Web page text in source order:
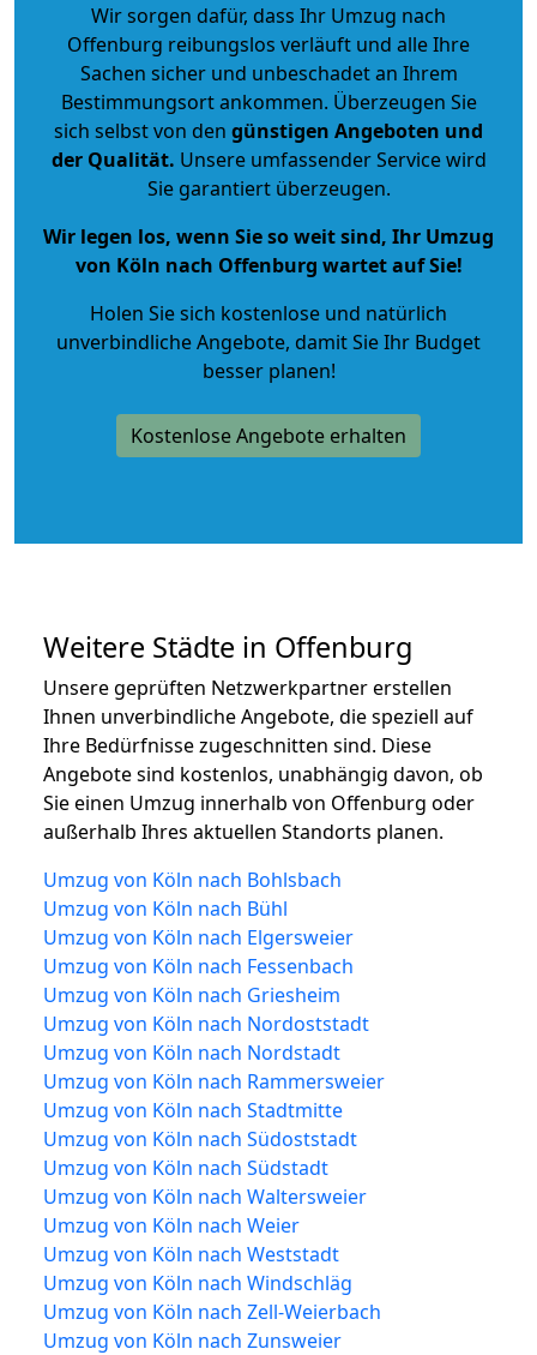
Wir sorgen dafür, dass Ihr Umzug nach
Offenburg reibungslos verläuft und alle Ihre
Sachen sicher und unbeschadet an Ihrem
Bestimmungsort ankommen. Überzeugen Sie
sich selbst von den günstigen Angeboten und
der Qualität. Unsere umfassender Service wird
Sie garantiert überzeugen.
Wir legen los, wenn Sie so weit sind, Ihr Umzug
von Köln nach Offenburg wartet auf Sie!
Holen Sie sich kostenlose und natürlich
unverbindliche Angebote, damit Sie Ihr Budget
besser planen!
Kostenlose Angebote erhalten
Weitere Städte in Offenburg
Unsere geprüften Netzwerkpartner erstellen
Ihnen unverbindliche Angebote, die speziell auf
Ihre Bedürfnisse zugeschnitten sind. Diese
Angebote sind kostenlos, unabhängig davon, ob
Sie einen Umzug innerhalb von Offenburg oder
außerhalb Ihres aktuellen Standorts planen.
Umzug von Köln nach Bohlsbach
Umzug von Köln nach Bühl
Umzug von Köln nach Elgersweier
Umzug von Köln nach Fessenbach
Umzug von Köln nach Griesheim
Umzug von Köln nach Nordoststadt
Umzug von Köln nach Nordstadt
Umzug von Köln nach Rammersweier
Umzug von Köln nach Stadtmitte
Umzug von Köln nach Südoststadt
Umzug von Köln nach Südstadt
Umzug von Köln nach Waltersweier
Umzug von Köln nach Weier
Umzug von Köln nach Weststadt
Umzug von Köln nach Windschläg
Umzug von Köln nach Zell-Weierbach
Umzug von Köln nach Zunsweier